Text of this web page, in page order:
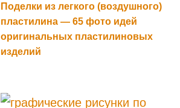
Поделки из легкого (воздушного)
пластилина — 65 фото идей
оригинальных пластилиновых
изделий